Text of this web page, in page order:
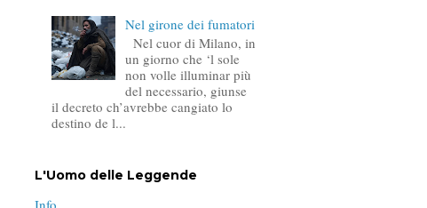
Nel girone dei fumatori
Nel cuor di Milano, in
un giorno che ‘l sole
non volle illuminar più
del necessario, giunse
il decreto ch’avrebbe cangiato lo
destino de l...
L'Uomo delle Leggende
Info